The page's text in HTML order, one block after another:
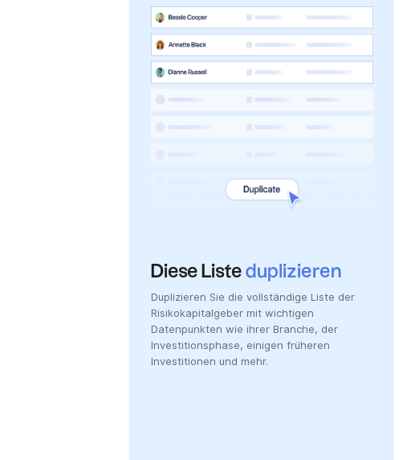
Diese Liste duplizieren
Duplizieren Sie die vollständige Liste der
Risikokapitalgeber mit wichtigen
Datenpunkten wie ihrer Branche, der
Investitionsphase, einigen früheren
Investitionen und mehr.